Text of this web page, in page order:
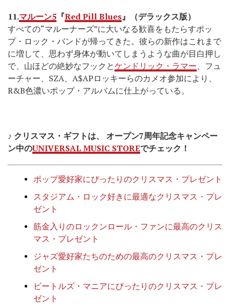
11.マルーン5 『Red Pill Blues』（デラックス版）
すべての“マルーナーズ”に大いなる歓喜をもたらすポッ
プ・ロック・バンドが帰ってきた。彼らの新作はこれまで
に増して、思わず身体が動いてしまうような曲が目白押し
で、山ほどの絶妙なフックとケンドリック・ラマー、フュ
ーチャー、SZA、A$APロッキーらのカメオ参加により、
R&B色濃いポップ・アルバムに仕上がっている。
♪ クリスマス・ギフトは、 オープン7周年記念キャンペー
ン中のUNIVERSAL MUSIC STOREでチェック！
ポップ愛好家にぴったりのクリスマス・プレゼント
スタジアム・ロック好きに最適なクリスマス・プレ
ゼント
筋金入りのロックンロール・ファンに最高のクリス
マス・プレゼント
ジャズ愛好家たちのための最高のクリスマス・プレ
ゼント
ビートルズ・マニアにぴったりのクリスマス・プレ
ゼント